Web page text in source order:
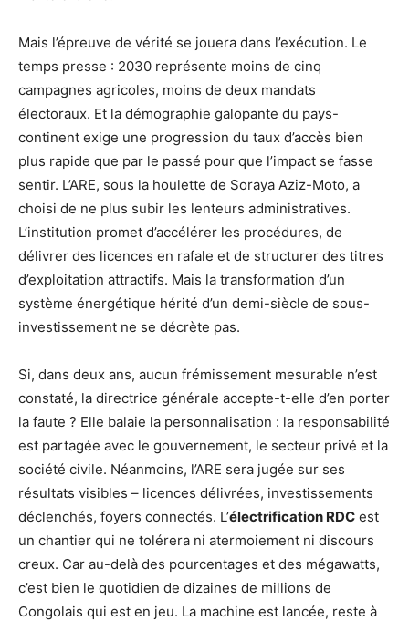
Mais l’épreuve de vérité se jouera dans l’exécution. Le
temps presse : 2030 représente moins de cinq
campagnes agricoles, moins de deux mandats
électoraux. Et la démographie galopante du pays-
continent exige une progression du taux d’accès bien
plus rapide que par le passé pour que l’impact se fasse
sentir. L’ARE, sous la houlette de Soraya Aziz-Moto, a
choisi de ne plus subir les lenteurs administratives.
L’institution promet d’accélérer les procédures, de
délivrer des licences en rafale et de structurer des titres
d’exploitation attractifs. Mais la transformation d’un
système énergétique hérité d’un demi-siècle de sous-
investissement ne se décrète pas.
Si, dans deux ans, aucun frémissement mesurable n’est
constaté, la directrice générale accepte-t-elle d’en porter
la faute ? Elle balaie la personnalisation : la responsabilité
est partagée avec le gouvernement, le secteur privé et la
société civile. Néanmoins, l’ARE sera jugée sur ses
résultats visibles – licences délivrées, investissements
déclenchés, foyers connectés. L’électrification RDC est
un chantier qui ne tolérera ni atermoiement ni discours
creux. Car au-delà des pourcentages et des mégawatts,
c’est bien le quotidien de dizaines de millions de
Congolais qui est en jeu. La machine est lancée, reste à